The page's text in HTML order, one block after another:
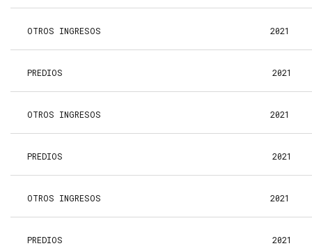
OTROS INGRESOS 2021
PREDIOS 2021
OTROS INGRESOS 2021
PREDIOS 2021
OTROS INGRESOS 2021
PREDIOS 2021